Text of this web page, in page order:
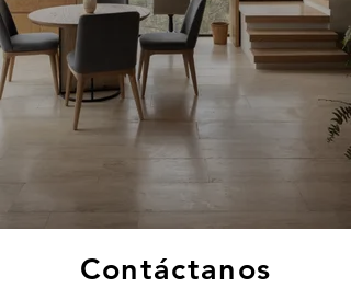
Contáctanos